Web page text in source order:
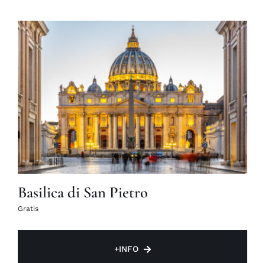
Basilica di San Pietro
Gratis
+INFO